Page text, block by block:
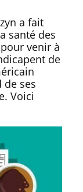
a fait
santé des
venir à
de
de ses
Voici